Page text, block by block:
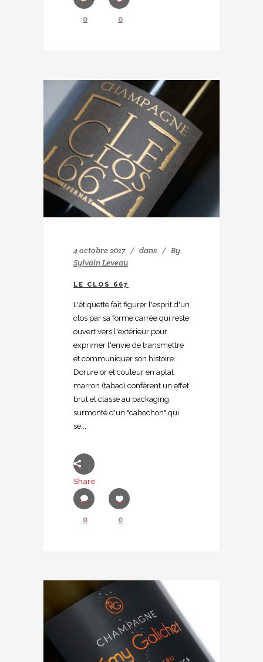
0 0
4 octobre 2017 dans
By
Sylvain Leveau
LE CLOS 667
L'étiquette fait figurer l'esprit d'un
clos par sa forme carrée qui reste
ouvert vers l'extérieur pour
exprimer l'envie de transmettre
et communiquer son histoire.
Dorure or et couleur en aplat
marron (tabac) confèrent un effet
brut et classe au packaging,
surmonté d'un "cabochon" qui
se...
Share
0 0